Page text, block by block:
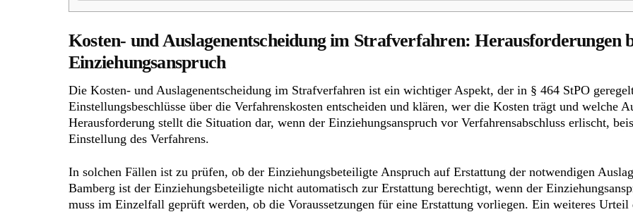
Kosten- und Auslagenentscheidung im Strafverfahren: Herausforderungen
Einziehungsanspruch
Die Kosten- und Auslagenentscheidung im Strafverfahren ist ein wichtiger Aspekt, der in § 464 StPO
Einstellungsbeschlüsse über die Verfahrenskosten entscheiden und klären, wer die Kosten trägt und welche
Herausforderung stellt die Situation dar, wenn der Einziehungsanspruch vor Verfahrensabschluss erlischt,
Einstellung des Verfahrens.
In solchen Fällen ist zu prüfen, ob der Einziehungsbeteiligte Anspruch auf Erstattung der notwendigen
Bamberg ist der Einziehungsbeteiligte nicht automatisch zur Erstattung berechtigt, wenn der
muss im Einzelfall geprüft werden, ob die Voraussetzungen für eine Erstattung vorliegen. Ein weiteres